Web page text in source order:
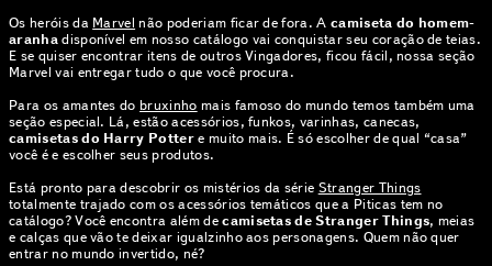
Os heróis da Marvel não poderiam ficar de fora. Acamiseta do homem-
aranhadisponível em nosso catálogo vai conquistar seu coração de teias.
E se quiser encontrar itens de outros Vingadores, ficou fácil, nossa seção
Marvel vai entregar tudo o que você procura.
Para os amantes dobruxinho mais famoso do mundo temos também uma
seção especial. Lá, estão acessórios, funkos, varinhas, canecas,
camisetas do Harry Potter e muito mais. É só escolher de qual “casa”
você é e escolher seus produtos.
Está pronto para descobrir os mistérios da série Stranger Things
totalmente trajado com os acessórios temáticos que a Piticas tem no
catálogo? Você encontra além decamisetas de Stranger Things, meias
e calças que vão te deixar igualzinho aos personagens. Quem não quer
entrar no mundo invertido, né?